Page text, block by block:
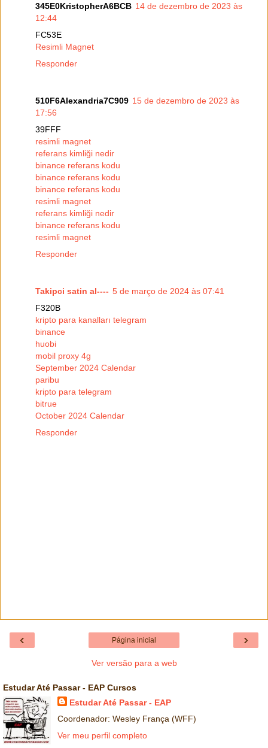
345E0KristopherA6BCB 14 de dezembro de 2023 às
12:44
FC53E
Resimli Magnet
Responder
510F6Alexandria7C909 15 de dezembro de 2023 às
17:56
39FFF
resimli magnet
referans kimliği nedir
binance referans kodu
binance referans kodu
binance referans kodu
resimli magnet
referans kimliği nedir
binance referans kodu
resimli magnet
Responder
Takipci satin al---- 5 de março de 2024 às 07:41
F320B
kripto para kanalları telegram
binance
huobi
mobil proxy 4g
September 2024 Calendar
paribu
kripto para telegram
bitrue
October 2024 Calendar
Responder
‹ ›
Página inicial
Ver versão para a web
Estudar Até Passar - EAP Cursos
Estudar Até Passar - EAP
Coordenador: Wesley França (WFF)
Ver meu perfil completo